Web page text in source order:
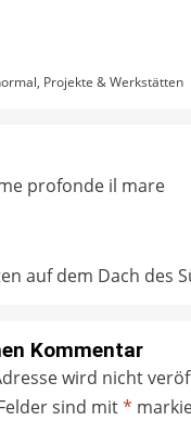
, Projekte & Werkstätten
profonde il mare
auf dem Dach des
Kommentar
wird nicht
sind mit*